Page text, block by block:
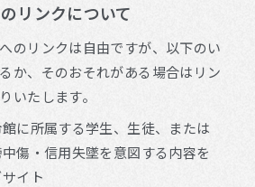
リンクについて
のリンクは自由ですが、以下のい
か、そのおそれがある場合はリン
いたします。
に所属する学生、生徒、または
傷・信用失墜を意図する内容を
イト